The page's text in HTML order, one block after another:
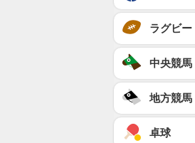
ラグビー
中央競馬
地方競馬
卓球